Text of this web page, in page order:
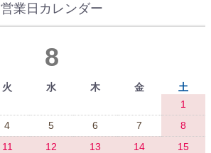
営業日カレンダー
8
火 水 木 金
土
1
4 5 6 7
8
11 12 13 14
15